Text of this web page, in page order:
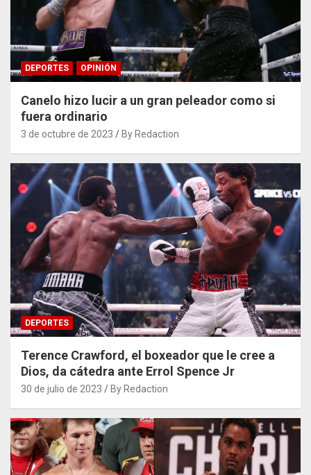
DEPORTES OPINIÓN
Canelo hizo lucir a un gran peleador como si
fuera ordinario
3 de octubre de 2023 By Redaction
DEPORTES
Terence Crawford, el boxeador que le cree a
Dios, da cátedra ante Errol Spence Jr
30 de julio de 2023 By Redaction